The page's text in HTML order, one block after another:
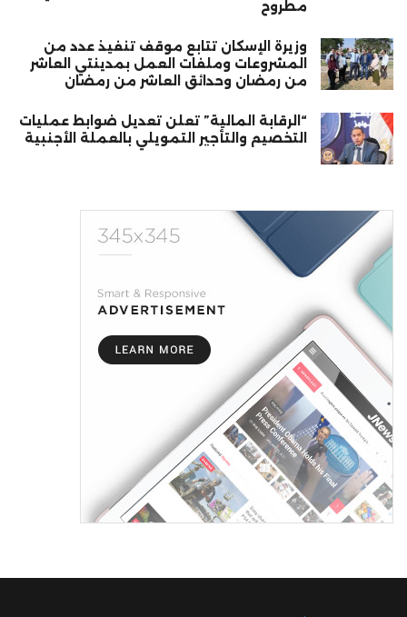
مطروح
وزيرة الإسكان تتابع موقف تنفيذ عدد من
المشروعات وملفات العمل بمدينتي العاشر
من رمضان وحدائق العاشر من رمضان
“الرقابة المالية” تعلن تعديل ضوابط عمليات
التخصيم والتأجير التمويلي بالعملة الأجنبية